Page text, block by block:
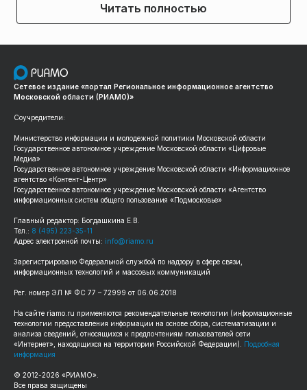
Читать полностью
Сетевое издание «портал Региональное информационное агентство
Московской области (РИАМО)»
Соучредители:
Министерство информации и молодежной политики Московской области
Государственное автономное учреждение Московской области «Цифровые
Медиа»
Государственное автономное учреждение Московской области «Информационное
агентство «Контент-Центр»
Государственное автономное учреждение Московской области «Агентство
информационных систем общего пользования «Подмосковье»
Главный редактор: Богдашкина Е.В.
Тел.: 8 (495) 223-35-11
Адрес электронной почты: info@riamo.ru
Зарегистрировано Федеральной службой по надзору в сфере связи,
информационных технологий и массовых коммуникаций
Рег. номер ЭЛ № ФС 77 – 72999 от 06.06.2018
На сайте riamo.ru применяются рекомендательные технологии (информационные
технологии предоставления информации на основе сбора, систематизации и
анализа сведений, относящихся к предпочтениям пользователей сети
«Интернет», находящихся на территории Российской Федерации). Подробная
информация
© 2012-2026 «РИАМО».
Все права защищены